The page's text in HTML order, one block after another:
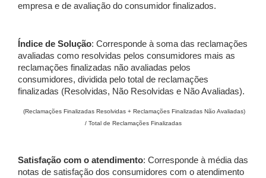
empresa e de avaliação do consumidor finalizados.
Índice de Solução: Corresponde à soma das reclamações
avaliadas como resolvidas pelos consumidores mais as
reclamações finalizadas não avaliadas pelos
consumidores, dividida pelo total de reclamações
finalizadas (Resolvidas, Não Resolvidas e Não Avaliadas).
(Reclamações Finalizadas Resolvidas + Reclamações Finalizadas Não Avaliadas)
/ Total de Reclamações Finalizadas
Satisfação com o atendimento: Corresponde à média das
notas de satisfação dos consumidores com o atendimento